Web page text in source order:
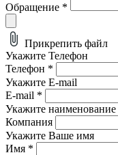
Обращение *
Прикрепить файл
Укажите Телефон
Телефон *
Укажите E-mail
E-mail *
Укажите
Компания
Укажите Ваше имя
Имя *